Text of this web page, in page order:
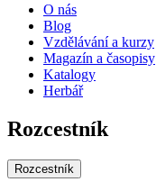
O nás
Blog
Vzdělávání a kurzy
Magazín a časopisy
Katalogy
Herbář
Rozcestník
Rozcestník